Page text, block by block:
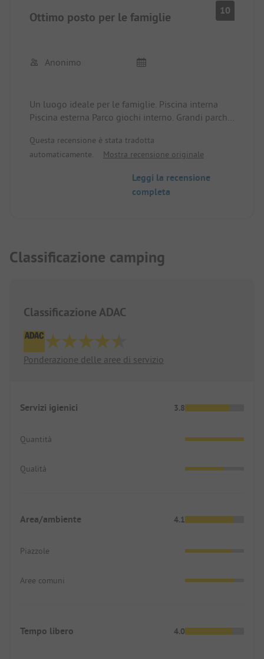
Ottimo posto per le famiglie 10
Anonimo
Un luogo ideale per le famiglie. Piscina interna
Piscina esterna Parco giochi interno. Grandi parchi
supermercato. Tutti molto cordiali. Molte
escursioni possibili nei dintorni
Questa recensione è stata tradotta
automaticamente.
Mostra recensione originale
Leggi la recensione
completa
Classificazione camping
Classificazione ADAC
Ponderazione delle aree di servizio
Servizi igienici 3.8
Quantità
Qualità
Area/ambiente 4.1
Piazzole
Aree comuni
Tempo libero 4.0